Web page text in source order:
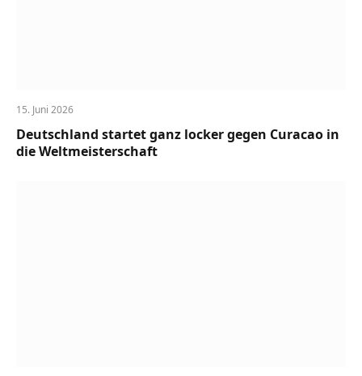
15. Juni 2026
Deutschland startet ganz locker gegen Curacao in
die Weltmeisterschaft